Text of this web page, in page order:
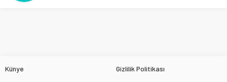
Künye Gizlilik Politikası